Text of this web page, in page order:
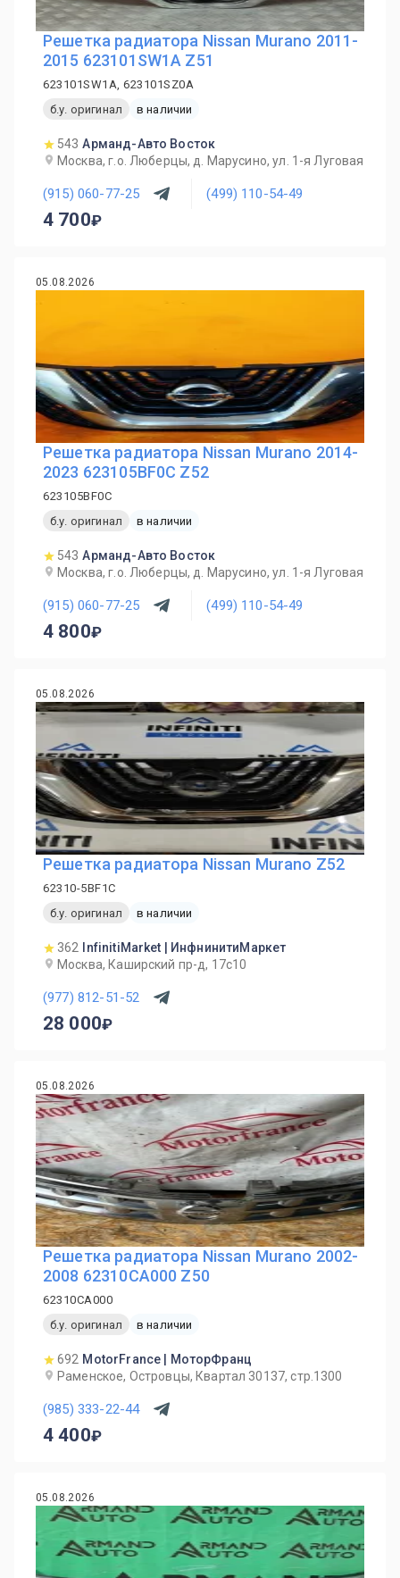
Решетка радиатора Nissan Murano 2011-
2015 623101SW1A Z51
623101SW1A, 623101SZ0A
б.у. оригинал
в наличии
543 Арманд-Авто Восток
Москва, г.о. Люберцы, д. Марусино, ул. 1-я Луговая
(915) 060-77-25 (499) 110-54-49
4 700
05.08.2026
Решетка радиатора Nissan Murano 2014-
2023 623105BF0C Z52
623105BF0C
б.у. оригинал
в наличии
543 Арманд-Авто Восток
Москва, г.о. Люберцы, д. Марусино, ул. 1-я Луговая
(915) 060-77-25 (499) 110-54-49
4 800
05.08.2026
Решетка радиатора Nissan Murano Z52
62310-5BF1C
б.у. оригинал
в наличии
362
InfinitiMarket | ИнфнинитиМаркет
Москва, Каширский пр-д, 17с10
(977) 812-51-52
28 000
05.08.2026
Решетка радиатора Nissan Murano 2002-
2008 62310CA000 Z50
62310CA000
б.у. оригинал
в наличии
692 MotorFrance | МоторФранц
Раменское, Островцы, Квартал 30137, стр.1300
(985) 333-22-44
4 400
05.08.2026